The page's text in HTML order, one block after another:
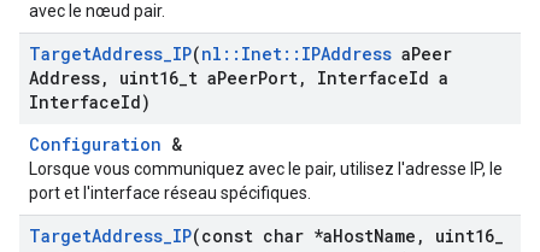
avec le nœud pair.
TargetAddress_IP(nl :: Inet:: IPAddress aPeer
Address, uint16 t aPeerPort, InterfaceId a
InterfaceId)
Configuration &
Lorsque vous communiquez avec le pair, utilisez l'adresse IP, le
port et l'interface réseau spécifiques.
TargetAddress_IP(const char *aHostName , uint16